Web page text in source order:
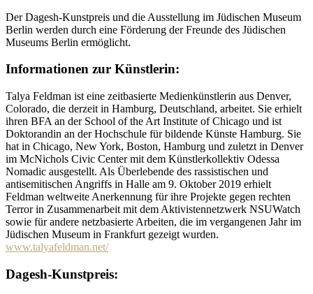
Der Dagesh-Kunstpreis und die Ausstellung im Jüdischen Museum
Berlin werden durch eine Förderung der Freunde des Jüdischen
Museums Berlin ermöglicht.
Informationen zur Künstlerin:
Talya Feldman ist eine zeitbasierte Medienkünstlerin aus Denver,
Colorado, die derzeit in Hamburg, Deutschland, arbeitet. Sie erhielt
ihren BFA an der School of the Art Institute of Chicago und ist
Doktorandin an der Hochschule für bildende Künste Hamburg. Sie
hat in Chicago, New York, Boston, Hamburg und zuletzt in Denver
im McNichols Civic Center mit dem Künstlerkollektiv Odessa
Nomadic ausgestellt. Als Überlebende des rassistischen und
antisemitischen Angriffs in Halle am 9. Oktober 2019 erhielt
Feldman weltweite Anerkennung für ihre Projekte gegen rechten
Terror in Zusammenarbeit mit dem Aktivistennetzwerk NSUWatch
sowie für andere netzbasierte Arbeiten, die im vergangenen Jahr im
Jüdischen Museum in Frankfurt gezeigt wurden.
www.talyafeldman.net/
Dagesh-Kunstpreis: